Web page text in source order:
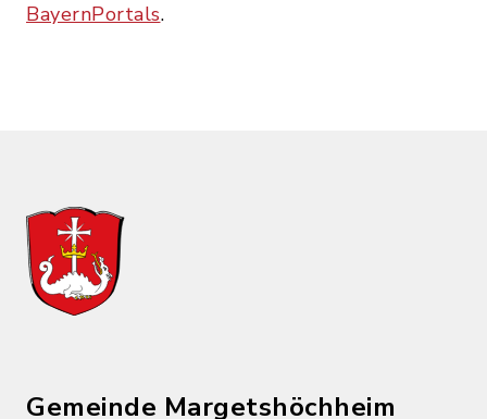
BayernPortals.
Gemeinde Margetshöchheim